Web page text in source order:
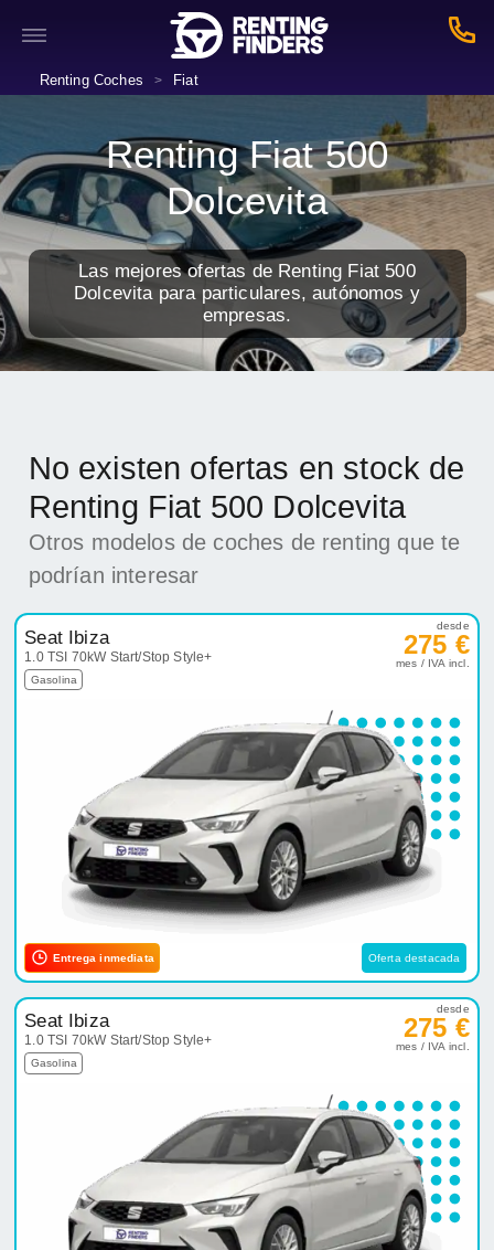
Renting Coches > Fiat
Renting Fiat 500
Dolcevita
Las mejores ofertas de Renting Fiat 500
Dolcevita para particulares, autónomos y
empresas.
No existen ofertas en stock de
Renting Fiat 500 Dolcevita
Otros modelos de coches de renting que te
podrían interesar
Seat Ibiza
1.0 TSI 70kW Start/Stop Style+
Gasolina
desde
275 €
mes / IVA incl.
Entrega inmediata Oferta destacada
Seat Ibiza
1.0 TSI 70kW Start/Stop Style+
Gasolina
desde
275 €
mes / IVA incl.